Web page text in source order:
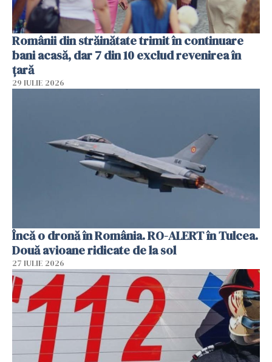
Românii din străinătate trimit în continuare
bani acasă, dar 7 din 10 exclud revenirea în
țară
29 IULIE 2026
Încă o dronă în România. RO-ALERT în Tulcea.
Două avioane ridicate de la sol
27 IULIE 2026